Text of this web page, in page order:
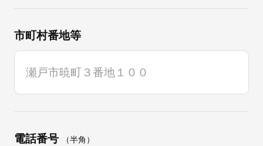
市町村番地等
電話番号 （半角）